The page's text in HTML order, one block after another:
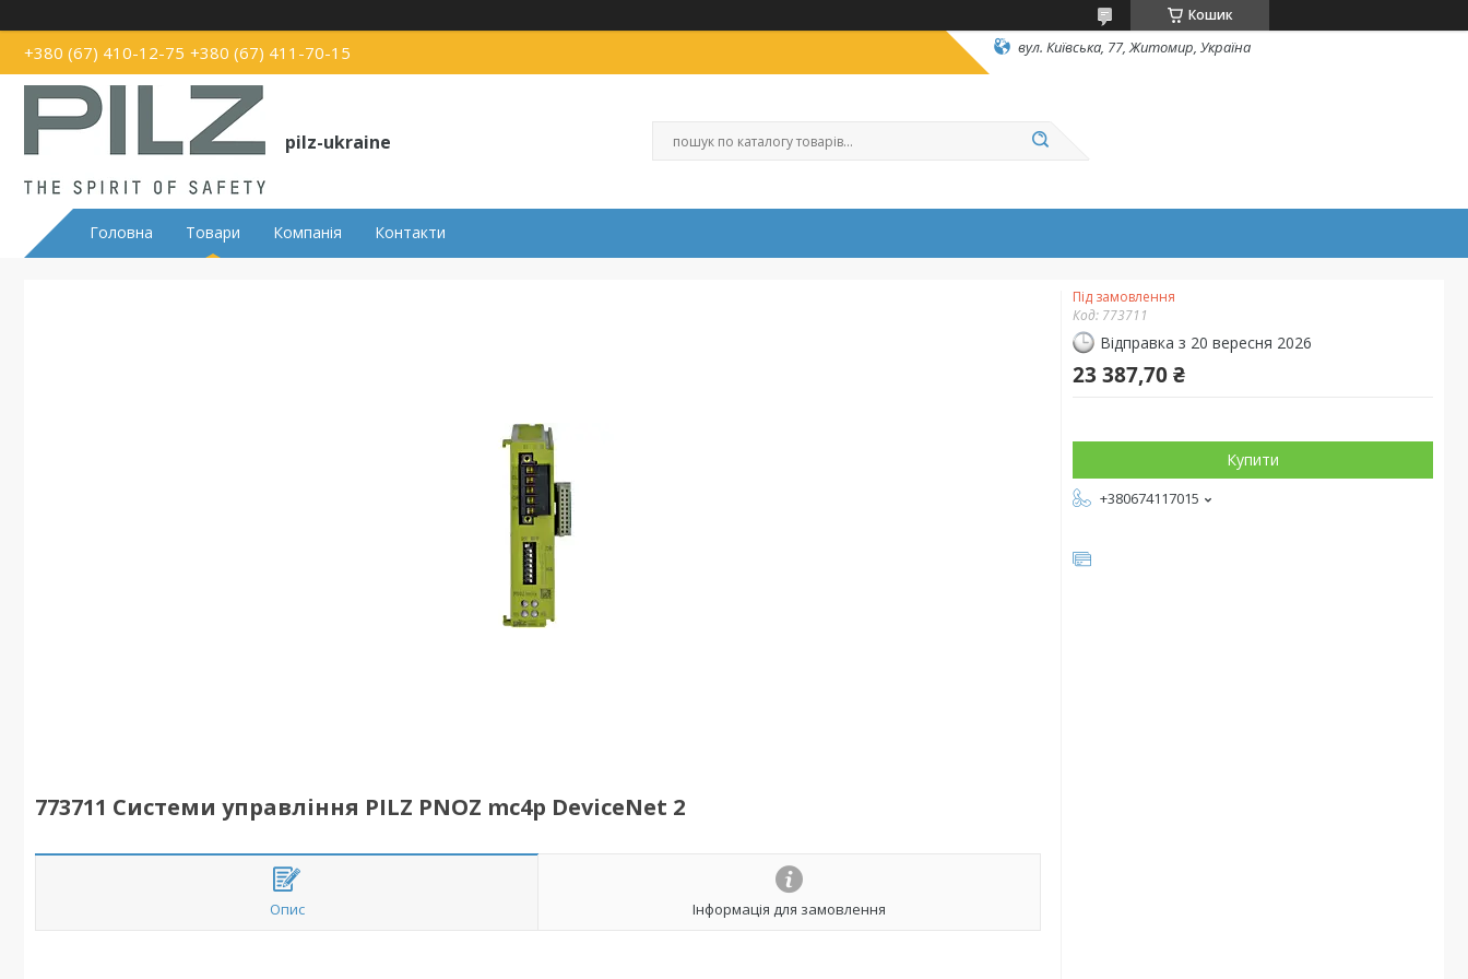
Кошик
+380 (67) 410-12-75 +380 (67) 411-70-15 вул. Київська, 77, Житомир, Україна
pilz-ukraine
Головна Товари Компанія Контакти
773711 Системи управління PILZ PNOZ mc4p DeviceNet 2
Опис Інформація для замовлення
Під замовлення
Код: 773711
Відправка з 20 вересня 2026
23 387,70 ₴
Купити
+380674117015